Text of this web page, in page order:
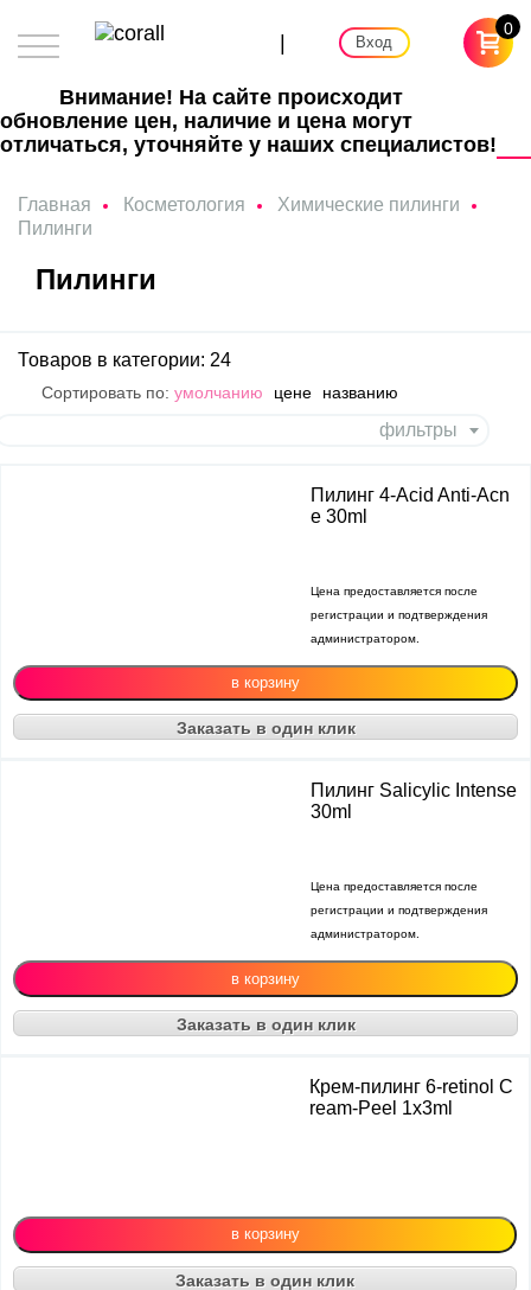
| Вход
0
Внимание! На сайте происходит
обновление цен, наличие и цена могут
отличаться, уточняйте у наших специалистов!
Главная Косметология
Химические пилинги
Пилинги
Пилинги
Товаров в категории: 24
Сортировать по: умолчанию цене названию
фильтры
Пилинг 4-Acid Anti-Acn
e 30ml
Цена предоставляется после
регистрации и подтверждения
администратором.
Заказать в один клик
Пилинг Salicylic Intense
30ml
Цена предоставляется после
регистрации и подтверждения
администратором.
Заказать в один клик
Крем-пилинг 6-retinol C
ream-Peel 1х3ml
Заказать в один клик